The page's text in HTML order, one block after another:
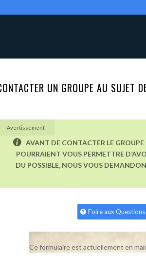
UN GROUPE AU SUJET
Avertissement
AVANT DE CONTACTER LE
POURRAIENT VOUS PERMETTRE
DU POSSIBLE, NOUS VOUS
Foire aux Questions
Ce formulaire est actuellement en